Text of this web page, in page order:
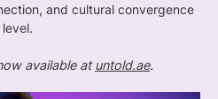
and cultural convergence
available atuntold.ae.